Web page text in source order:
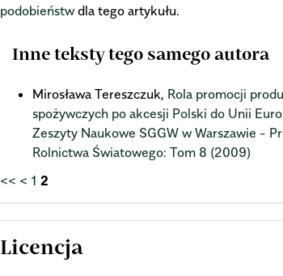
podobieństwdla tego artykułu.
Inne teksty tego samego autora
Mirosława Tereszczuk, Rola promocji
spożywczych po akcesji Polski do Unii
Zeszyty Naukowe SGGW w Warszawie -
Rolnictwa Światowego: Tom 8 (2009)
<< < 1 2
Licencja